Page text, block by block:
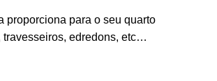
proporciona para o seu quarto
travesseiros, edredons, etc…